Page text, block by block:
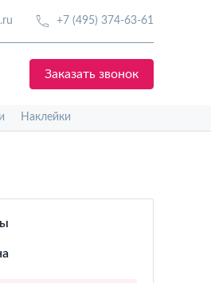
+7 (495) 374-63-61
Заказать звонок
Наклейки